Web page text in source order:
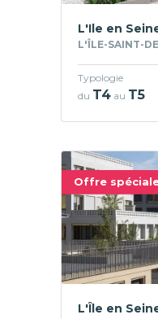
L'Ile en
L'ÎLE-SAINT-
Typologie
du T4 au T5
Offre
L'Île en